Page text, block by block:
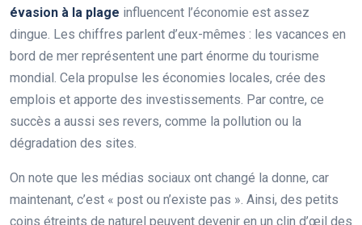
évasion à la plage influencent l’économie est assez
dingue. Les chiffres parlent d’eux-mêmes : les vacances en
bord de mer représentent une part énorme du tourisme
mondial. Cela propulse les économies locales, crée des
emplois et apporte des investissements. Par contre, ce
succès a aussi ses revers, comme la pollution ou la
dégradation des sites.
On note que les médias sociaux ont changé la donne, car
maintenant, c’est « post ou n’existe pas ». Ainsi, des petits
coins étreints de naturel peuvent devenir en un clin d’œil des